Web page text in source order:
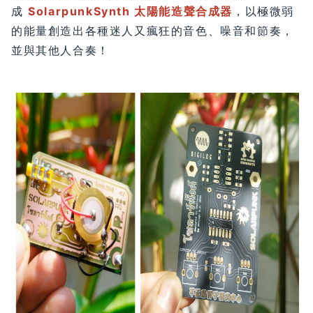
成SolarpunkSynth 太陽能造聲合成器 ，以極微弱
的能量創造出各種迷人又瘋狂的音色、噪音和節奏，
並與其他人合奏！